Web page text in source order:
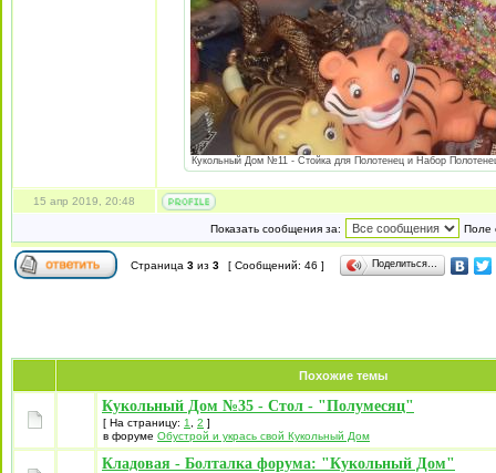
Кукольный Дом №11 - Стойка для Полотенец и Набор
15 апр 2019, 20:48
Показать сообщения за: Поле
Страница 3 из 3 [ Сообщений: 46 ] Поделиться…
Похожие темы
Кукольный Дом №35 - Стол - "Полумесяц"
[ На страницу: 1 2 ]
в форуме Обустрой и укрась свой Кукольный Дом
Кладовая - Болталка форума: "Кукольный Дом"